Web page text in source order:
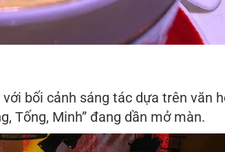
bối cảnh sáng tác dựa trên văn
Tống, Minh” đang dần mở màn.